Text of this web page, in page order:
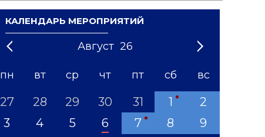
КАЛЕНДАРЬ МЕРОПРИЯТИЙ
Август 26
1 3 5 8 10 12
'21 '23 '24 '25 '26 '27 '28 '29 '31
пн вт ср чт пт сб вс
27 28 29 30 31 1
2
3
4 5 6 7 8
9